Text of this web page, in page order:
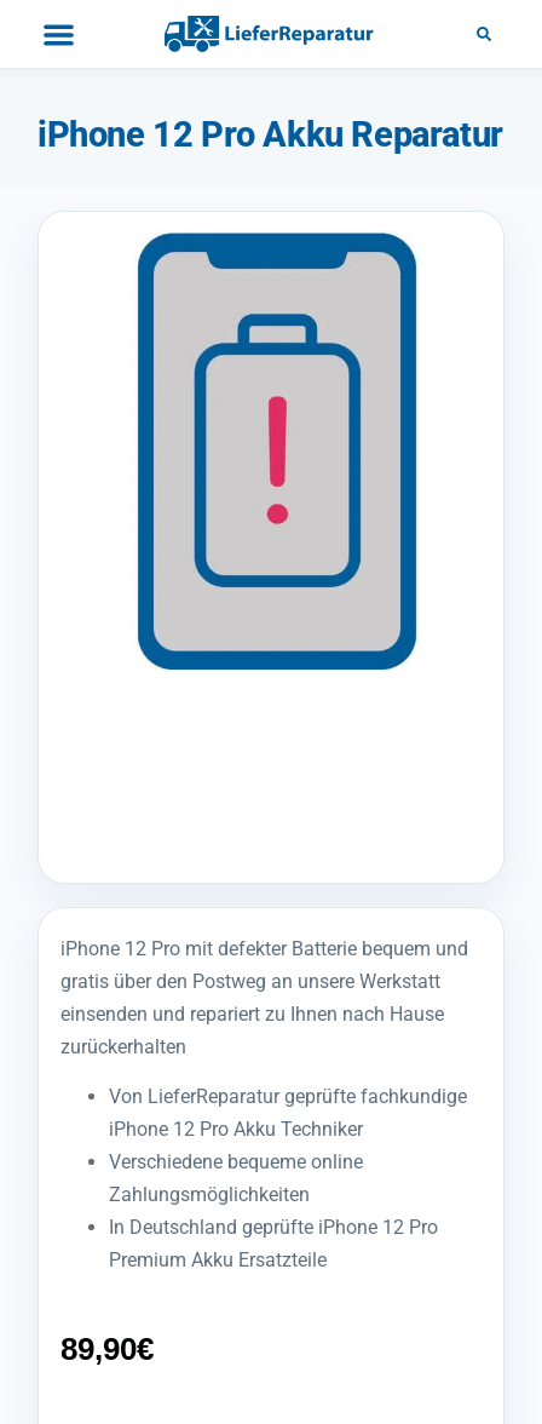
iPhone 12 Pro Akku Reparatur
iPhone 12 Pro mit defekter Batterie bequem und
gratis über den Postweg an unsere Werkstatt
einsenden und repariert zu Ihnen nach Hause
zurückerhalten
Von LieferReparatur geprüfte fachkundige
iPhone 12 Pro Akku Techniker
Verschiedene bequeme online
Zahlungsmöglichkeiten
In Deutschland geprüfte iPhone 12 Pro
Premium Akku Ersatzteile
89,90€